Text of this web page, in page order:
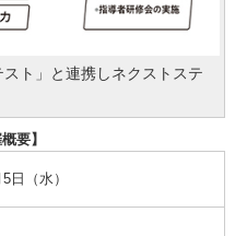
スト」と連携しネクストステ
要】
日（水）